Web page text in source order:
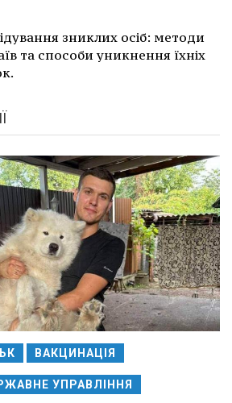
зниклих осіб: методи
та способи уникнення їхніх
ВАКЦИНАЦІЯ
УПРАВЛІННЯ